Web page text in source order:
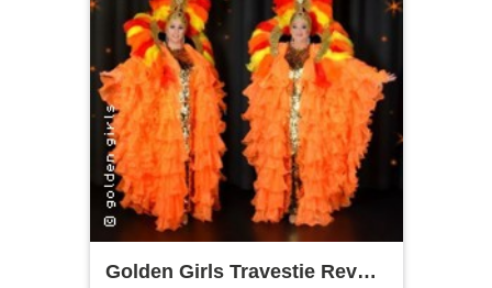
Golden Girls Travestie Revue